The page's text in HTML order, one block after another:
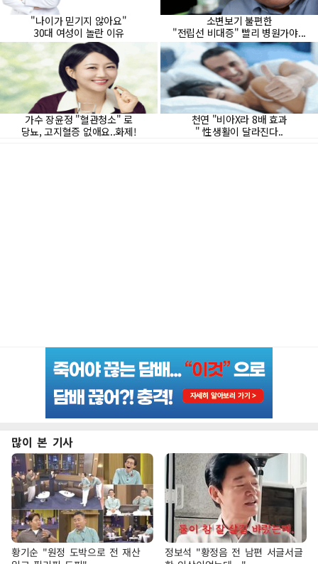
많이 본 기사
황기순 "원정 도박으로 전 재산
정보석 "황정음 전 남편 서글서글